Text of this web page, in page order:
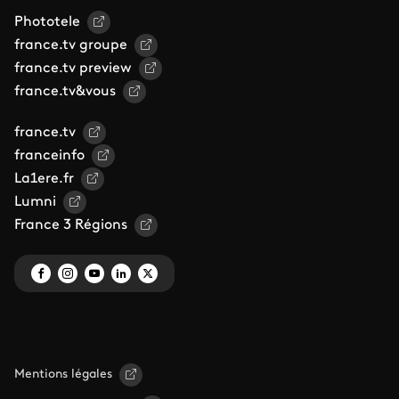
Phototele
france.tv groupe
france.tv preview
france.tv&vous
france.tv
franceinfo
La1ere.fr
Lumni
France 3 Régions
Mentions légales